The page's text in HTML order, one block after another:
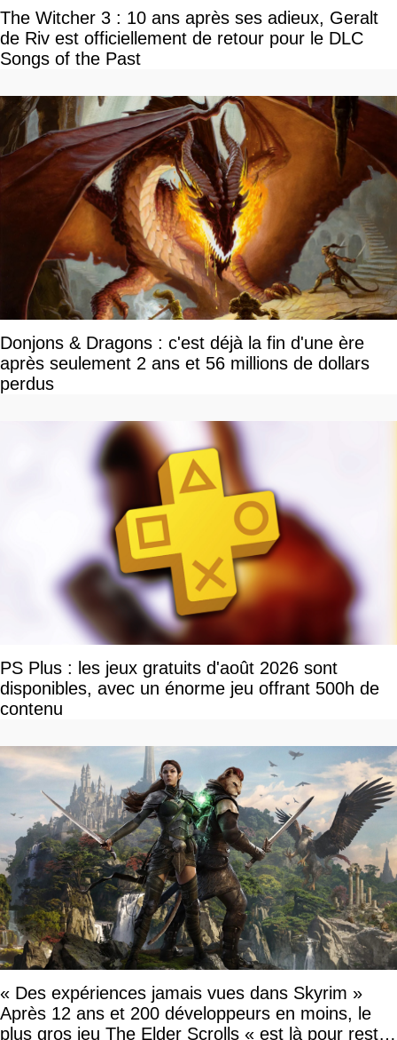
The Witcher 3 : 10 ans après ses adieux, Geralt
de Riv est officiellement de retour pour le DLC
Songs of the Past
Donjons & Dragons : c'est déjà la fin d'une ère
après seulement 2 ans et 56 millions de dollars
perdus
PS Plus : les jeux gratuits d'août 2026 sont
disponibles, avec un énorme jeu offrant 500h de
contenu
« Des expériences jamais vues dans Skyrim »
Après 12 ans et 200 développeurs en moins, le
plus gros jeu The Elder Scrolls « est là pour rester